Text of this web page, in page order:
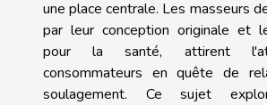
une place centrale. Les masseurs
par leur conception originale et
pour la santé, attirent
consommateurs en quête de
soulagement. Ce sujet